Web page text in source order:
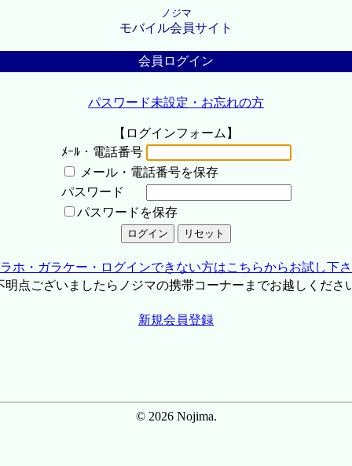
ノジマ
モバイル会員サイト
会員ログイン
パスワード未設定・お忘れの方
【ログインフォーム】
ﾒｰﾙ・電話番号
メール・電話番号を保存
パスワード
パスワードを保存
ホ・ガラケー・ログインできない方はこちらからお試し下
点ございましたらノジマの携帯コーナーまでお越しくださ
新規会員登録
© 2026 Nojima.